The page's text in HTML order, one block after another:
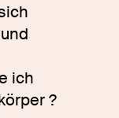
ich
?